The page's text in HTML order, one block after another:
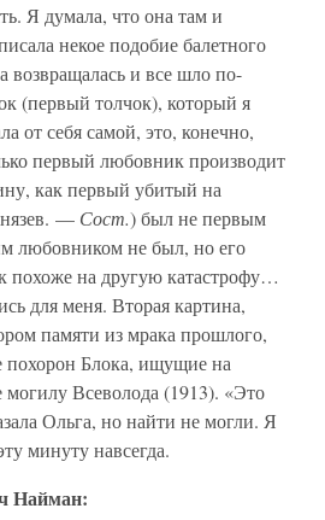
Я думала, что она там и
некое подобие балетного
возвращалась и все шло по-
(первый толчок), который я
от себя самой, это, конечно,
первый любовник производит
как первый убитый на
— Сост.) был не первым
любовником не был, но его
похоже на другую катастрофу…
для меня. Вторая картина,
памяти из мрака прошлого,
похорон Блока, ищущие на
Всеволода (1913). «Это
Ольга, но найти не могли. Я
минуту навсегда.
Найман: